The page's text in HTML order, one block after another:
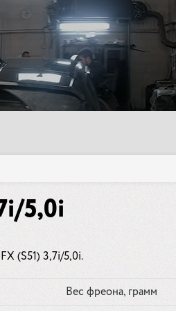
5,0i
(S51) 3,7i/5,0i.
Вес фреона, грамм